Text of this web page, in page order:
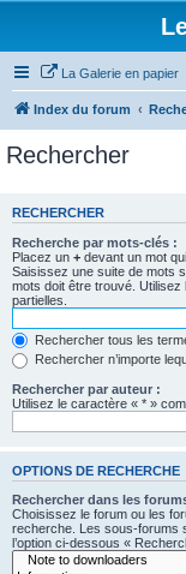
La Galerie en papier
Index du forum
Rechercher
RECHERCHER
Recherche par mots-clés :
Placez un + devant un mot
Saisissez une suite de mots
mots doit être trouvé.
partielles.
Rechercher tous les
Rechercher n’importe
Rechercher par auteur :
Utilisez le caractère « * »
OPTIONS DE RECHERCHE
Rechercher dans les
Choisissez le forum ou les
recherche. Les sous-forums
l’option ci-dessous «